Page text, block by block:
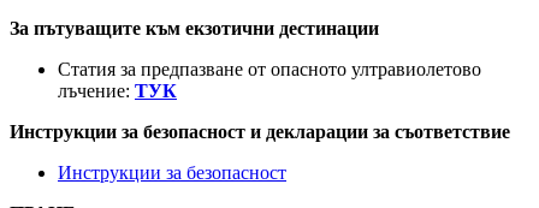
За пътуващите към екзотични дестинации
Статия за предпазване от опасното ултравиолетово
лъчение: ТУК
Инструкции за безопасност и декларации за съответствие
Инструкции за безопасност